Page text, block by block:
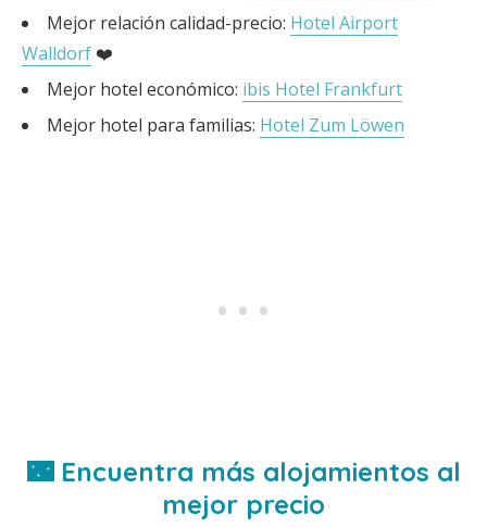
Mejor relación calidad-precio: Hotel Airport
Walldorf ❤️
Mejor hotel económico: ibis Hotel Frankfurt
Mejor hotel para familias: Hotel Zum Löwen
🌃 Encuentra más alojamientos al
mejor precio